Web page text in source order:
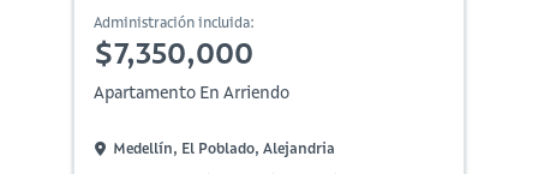
Administración incluida:
$7,350,000
Apartamento En Arriendo
Medellín, El Poblado, Alejandria